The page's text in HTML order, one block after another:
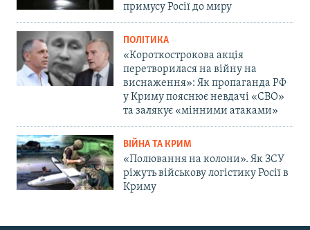
примусу Росії до миру
ПОЛІТИКА
«Короткострокова акція
перетворилася на війну на
виснаження»: Як пропаганда РФ
у Криму пояснює невдачі «СВО»
та залякує «мінними атаками»
ВІЙНА ТА КРИМ
«Полювання на колони». Як ЗСУ
ріжуть військову логістику Росії в
Криму